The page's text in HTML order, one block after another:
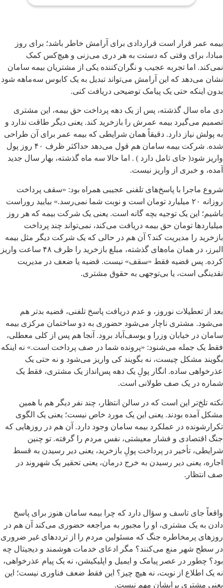
بیمه عمر قرار است قراردادی برای آرامش خاطر باشد؛ برای روز
مبادا، برای وقتی که دستت به هر دری می‌زنی و هیچ‌کس کمک
نمی‌کند. اما تجربه عجیب و نگران‌کننده یکی از مشتریان بیمه سامان
نشان می‌دهد که این آرامش می‌تواند تبدیل به یک کابوس سه‌ماهه شود
بدون اینکه حتی یک پیامک توضیحی دریافت کنی.
دی ماه سال گذشته، پس از یک دهه پرداخت حق بیمه، این مشتری
تصمیم می‌گیرد بیمه عمرش را بازخرید کند. یعنی دیگر طاقت ندارد و
به پولش نیاز دارد. دقیقاً همان شرایطی که بیمه عمر برای آن طراحی
شده. شرکت بیمه سامان هم قول می‌دهد حداکثر ظرف ۴۰ روز پول
واریز شود( جای تامل دارد ) . اما حالا سه ماه گذشته، بهار سال جدید
آمده، و خبری از واریز نیست.
شروع ماجرا با پاسخ‌های تلفنی عجیبی همراه بود: «سقف پرداخت
روزانه ۲۰ میلیارد تومان است و نوبت شما نمی‌رسد.» بیایید روراست
باشیم؛ این یک توجیه بچه گانه است. یعنی یک شرکت بیمه که هر روز
میلیاردها تومان حق بیمه دریافت می‌کند، نمی‌تواند چند پرداخت
بازخرید را مدیریت کند؟ آن هم در حالی که یک شرکت دیگر مثل بیمه
البرز، در همان ماه‌های گذشته، مبلغ بازخرید را ظرف ۴۸ ساعت واریز
کرده. پس قضیه فقط «سقف» نیست. قضیه یا ضعف در مدیریت
نقدینگی است، یا بی‌توجهی به حقوق مشتری.
بعد از تعطیلات نوروز، و عدم دریافت پاسخ تلفنی، قضیه بدتر هم
می‌شود. مشتری ناچار می‌شود حضوری به دو ساختمان مرکزی بیمه
سامان در خیابان وزرا و یوسف‌آباد برود. آنجا هم پس از کلی معطلی،
فقط یک جمله می‌شنود: «پرونده شما در صف پرداخت است.» نه اینکه
بگویند مشکل چیست، نه بگویند کی واریز می‌شود و نه حتی یک
عذرخواهی ساده. انگار پولِ یک دهه پس‌انداز یک مشتری، فقط یک
شماره در یک صف طولانی است.
نکته تلخ‌تر این است که در سالن انتظار، چند نفر دیگر هم با همین
مشکل آمده بودند. یعنی این یک مورد خاص نیست؛ یعنی یک الگوی
تکرارشونده در عملکرد بیمه سامان وجود دارد. آن هم در روزهایی که
جنگ اقتصادی و فشار معیشتی، نفس مردم را گرفته. تو چنین
شرایطی، تأخیر در پرداخت پولِ بازخرید، یعنی دیر رسیدن به قسط
اجاره، یعنی دیر رسیدن به خرج درمان، یعنی تحقیر یک شهروند در
صف انتظار.
واقعاً جای تاسف و سؤال دارد که چرا بیمه سامان هنوز برای پاسخ
دادن به یک مشتری، او را مجبور به مراجعه حضوری می‌کند آن هم در
روزهای پرمخاطره جنگ که مسئولین مردم را از ترددهای غیر ضروری
در سطح شهر منع می‌کنند؟ مگر ادعای خدمات هوشمند و دیجیتال چه
بود؟ چطور در عصر پیامک و ایمیل و اپلیکیشن، نه یک پیام عذرخواهی،
نه یک اطلاع از نوبت، نه هیچ چیز؟ این فقط ضعف فناوری نیست؛ این
یعنی مشتری برایشان مهم نیست.